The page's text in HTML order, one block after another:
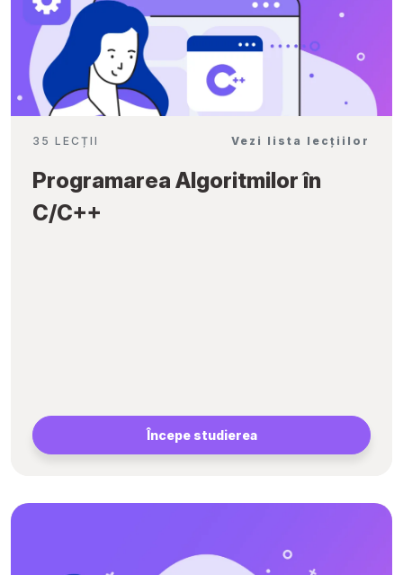
35 LECȚII Vezi lista lecțiilor
Programarea Algoritmilor în
C/C++
Începe studierea